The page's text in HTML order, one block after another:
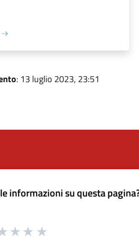
: 13 luglio 2023, 23:51
informazioni su questa